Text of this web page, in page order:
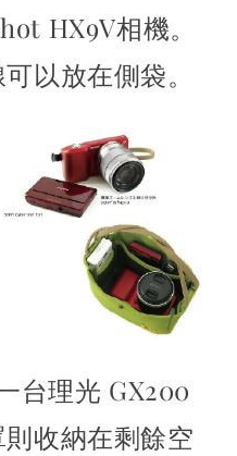
HX9V相機。
以放在側袋。
台理光 GX200
收納在剩餘空